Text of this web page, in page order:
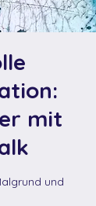
mit
und